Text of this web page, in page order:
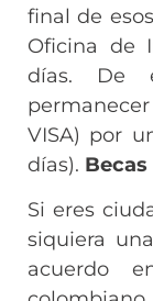
final de
Oficina de
días. De
VISA) por
días).
Si eres
siquiera
acuerdo